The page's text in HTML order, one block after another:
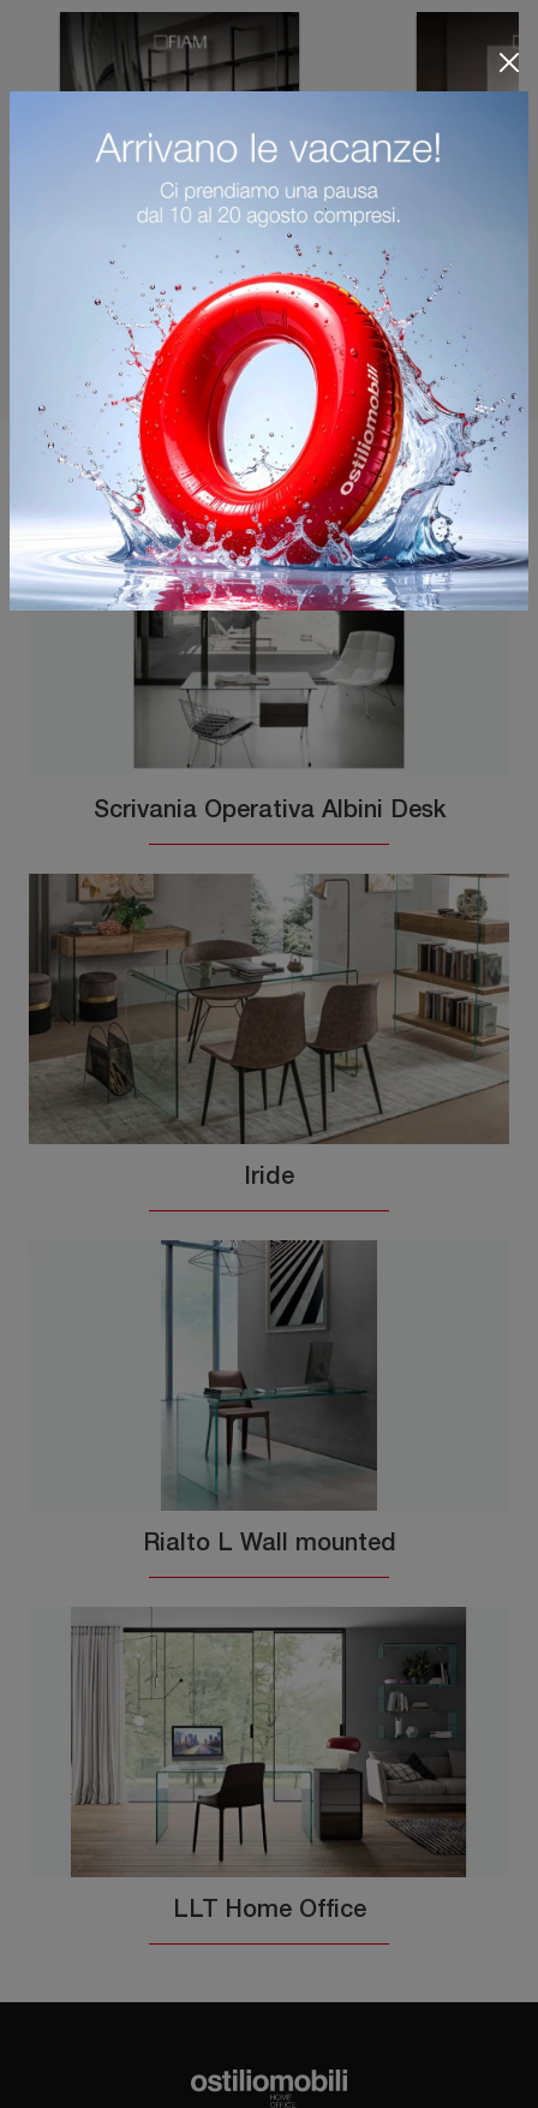
Potrebbero piacerti anche
Scrivania Operativa Albini Desk
Iride
Rialto L Wall mounted
LLT Home Office